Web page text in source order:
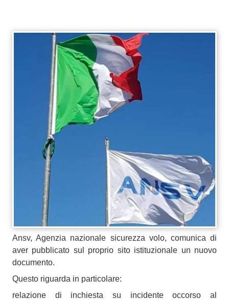
Ansv, Agenzia nazionale sicurezza volo, comunica di
aver pubblicato sul proprio sito istituzionale un nuovo
documento.
Questo riguarda in particolare:
relazione di inchiesta su incidente occorso al